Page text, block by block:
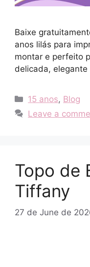
Baixe
anos lilás para
montar e perfeito
delicada,
Categories
15 anos, Blog
Leave a
Topo de
Tiffany
27 de June de